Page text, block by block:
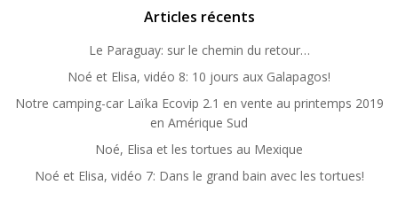
Articles récents
Le Paraguay: sur le chemin du retour…
Noé et Elisa, vidéo 8: 10 jours aux Galapagos!
Notre camping-car Laïka Ecovip 2.1 en vente au printemps 2019
en Amérique Sud
Noé, Elisa et les tortues au Mexique
Noé et Elisa, vidéo 7: Dans le grand bain avec les tortues!